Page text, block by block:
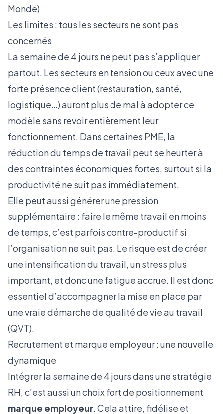
Monde)
Les limites : tous les secteurs ne sont pas
concernés
La semaine de 4 jours ne peut pas s’appliquer
partout. Les secteurs en tension ou ceux avec une
forte présence client (restauration, santé,
logistique…) auront plus de mal à adopter ce
modèle sans revoir entièrement leur
fonctionnement. Dans certaines PME, la
réduction du temps de travail peut se heurter à
des contraintes économiques fortes, surtout si la
productivité ne suit pas immédiatement.
Elle peut aussi générer une pression
supplémentaire : faire le même travail en moins
de temps, c’est parfois contre-productif si
l’organisation ne suit pas. Le risque est de créer
une intensification du travail, un stress plus
important, et donc une fatigue accrue. Il est donc
essentiel d’accompagner la mise en place par
une vraie démarche de qualité de vie au travail
(QVT).
Recrutement et marque employeur : une nouvelle
dynamique
Intégrer la semaine de 4 jours dans une stratégie
RH, c’est aussi un choix fort de positionnement
marque employeur. Cela attire, fidélise et